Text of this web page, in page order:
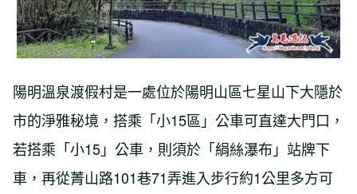
陽明溫泉渡假村是一處位於陽明山區七星山下大隱於
市的淨雅秘境，搭乘「小15區」公車可直達大門口，
若搭乘「小15」公車，則須於「絹絲瀑布」站牌下
車，再從菁山路101巷71弄進入步行約1公里多方可